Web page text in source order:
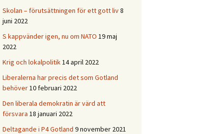
Skolan – förutsättningen för ett gott liv8
juni 2022
S kappvänder igen, nu om NATO 19 maj
2022
Krig och lokalpolitik14 april 2022
Liberalerna har precis det som Gotland
behöver10 februari 2022
Den liberala demokratin är värd att
försvara 18 januari 2022
Deltagande i P4 Gotland 9 november 2021